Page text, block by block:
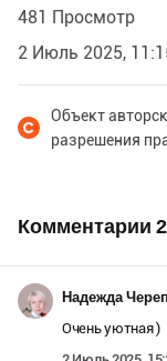
481 Просмотр
2 Июль 2025,
Объект
разрешения
Комментарии 2
Надежда
Очень уютная )